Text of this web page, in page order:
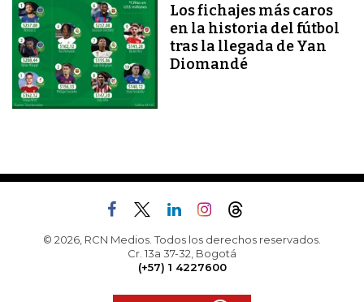
Los fichajes más caros
en la historia del fútbol
tras la llegada de Yan
Diomandé
© 2026, RCN Medios. Todos los derechos reservados.
Cr. 13a 37-32, Bogotá
(+57) 1 4227600